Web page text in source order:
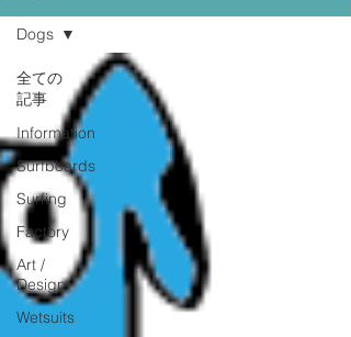
全ての
記事
Information
Surfboards
Surfing
Factory
Art /
Design
Wetsuits
Dogs